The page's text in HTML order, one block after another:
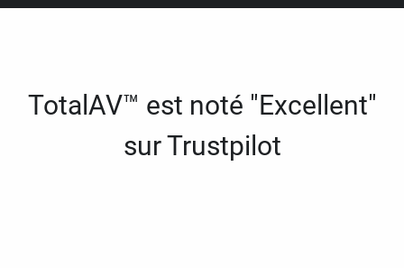
TotalAV™ est noté "Excellent"
sur Trustpilot